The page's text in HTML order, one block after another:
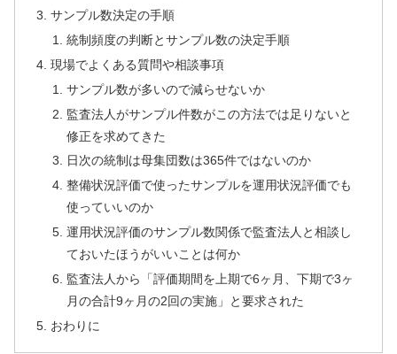
サンプル数決定の手順
統制頻度の判断とサンプル数の決定手順
現場でよくある質問や相談事項
サンプル数が多いので減らせないか
監査法人がサンプル件数がこの方法では足りないと
修正を求めてきた
日次の統制は母集団数は365件ではないのか
整備状況評価で使ったサンプルを運用状況評価でも
使っていいのか
運用状況評価のサンプル数関係で監査法人と相談し
ておいたほうがいいことは何か
監査法人から「評価期間を上期で6ヶ月、下期で3ヶ
月の合計9ヶ月の2回の実施」と要求された
おわりに